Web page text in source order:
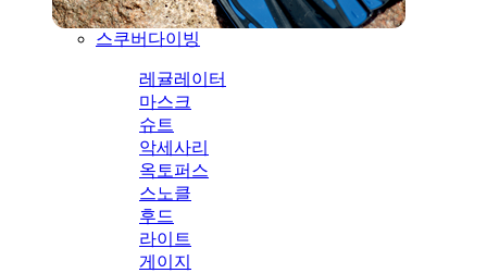
스쿠버다이빙
레귤레이터
마스크
슈트
악세사리
옥토퍼스
스노클
후드
라이트
게이지